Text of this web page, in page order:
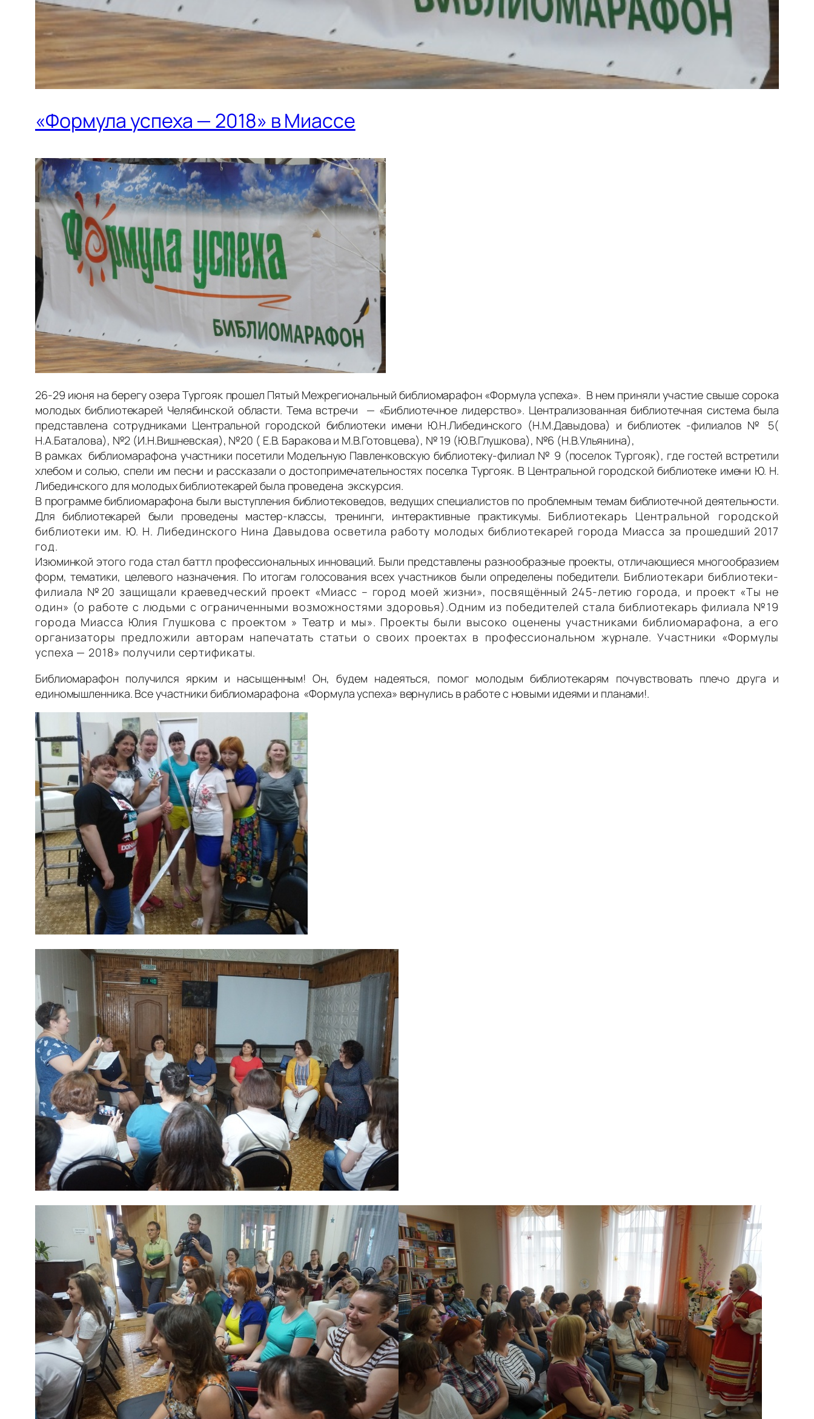
«Формула успеха — 2018» в Миассе
26-29 июня на берегу озера Тургояк прошел Пятый Межрегиональный библиомарафон «Формула успеха». В нем приняли участие свыше сорока
молодых библиотекарей Челябинской области. Тема встречи — «Библиотечное лидерство». Централизованная библиотечная система была
представлена сотрудниками Центральной городской библиотеки имени Ю.Н.Либединского (Н.М.Давыдова) и библиотек -филиалов № 5(
Н.А.Баталова), №2 (И.Н.Вишневская), №20 ( Е.В. Баракова и М.В.Готовцева), № 19 (Ю.В.Глушкова), №6 (Н.В.Ульянина),
В рамках библиомарафона участники посетили Модельную Павленковскую библиотеку-филиал № 9 (поселок Тургояк), где гостей встретили
хлебом и солью, спели им песни и рассказали о достопримечательностях поселка Тургояк. В Центральной городской библиотеке имени Ю. Н.
Либединского для молодых библиотекарей была проведена экскурсия.
В программе библиомарафона были выступления библиотековедов, ведущих специалистов по проблемным темам библиотечной деятельности.
Для библиотекарей были проведены мастер-классы, тренинги, интерактивные практикумы. Библиотекарь Центральной городской
библиотеки им. Ю. Н. Либединского Нина Давыдова осветила работу молодых библиотекарей города Миасса за прошедший 2017
год.
Изюминкой этого года стал баттл профессиональных инноваций. Были представлены разнообразные проекты, отличающиеся многообразием
форм, тематики, целевого назначения. По итогам голосования всех участников были определены победители. Библиотекари библиотеки-
филиала №20 защищали краеведческий проект «Миасс – город моей жизни», посвящённый 245-летию города, и проект «Ты не
один» (о работе с людьми с ограниченными возможностями здоровья).Одним из победителей стала библиотекарь филиала №19
города Миасса Юлия Глушкова с проектом » Театр и мы». Проекты были высоко оценены участниками библиомарафона, а его
организаторы предложили авторам напечатать статьи о своих проектах в профессиональном журнале. Участники «Формулы
успеха — 2018» получили сертификаты.
Библиомарафон получился ярким и насыщенным! Он, будем надеяться, помог молодым библиотекарям почувствовать плечо друга и
единомышленника. Все участники библиомарафона «Формула успеха» вернулись в работе с новыми идеями и планами!.